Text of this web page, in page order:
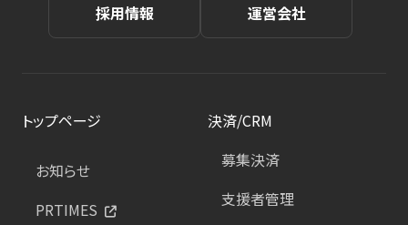
採用情報 運営会社
トップページ
お知らせ
PRTIMES
決済/CRM
募集決済
支援者管理